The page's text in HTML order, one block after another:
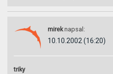
mirek napsal:
10.10.2002 (16:20)
triky